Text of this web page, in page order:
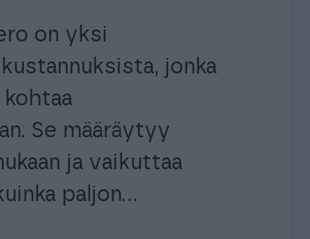
on yksi
jonka
Se määräytyy
ja vaikuttaa
paljon...